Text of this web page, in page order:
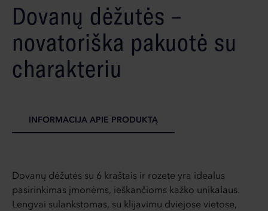
Dovanų dėžutės –
novatoriška pakuotė su
charakteriu
INFORMACIJA APIE PRODUKTĄ
Dovanų dėžutės su 6 kraštais ir rozete yra idealus
pasirinkimas įmonėms, ieškančioms kažko unikalaus.
Lengvai sulankstomas, su klijavimu dviejose vietose,